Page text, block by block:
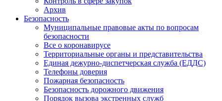
Архив
Безопасность
Муниципальные правовые акты по вопросам
безопасности
Все о коронавирусе
Территориальные органы и представительства
Единая дежурно-диспетчерская служба (ЕДДС)
Телефоны доверия
Пожарная безопасность
Безопасность дорожного движения
Порядок вызова экстренных служб